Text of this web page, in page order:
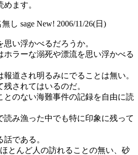
ます。
し sage New! 2006/11/26(日)
い浮かべるだろうか。
ホラーな溺死や漂流を思い浮かべる
道され明るみにでることは無い。
されてはいるのだ。
とのない海難事件の記録を自由に読
読み漁った中でも特に印象に残って
である。
とんど人の訪れることの無い、砂